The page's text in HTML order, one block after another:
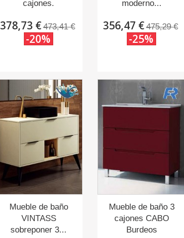
cajones.
378,73 € 473,41 €
-20%
moderno...
356,47 € 475,29 €
-25%
Mueble de baño
VINTASS
sobreponer 3...
Mueble de baño 3
cajones CABO
Burdeos